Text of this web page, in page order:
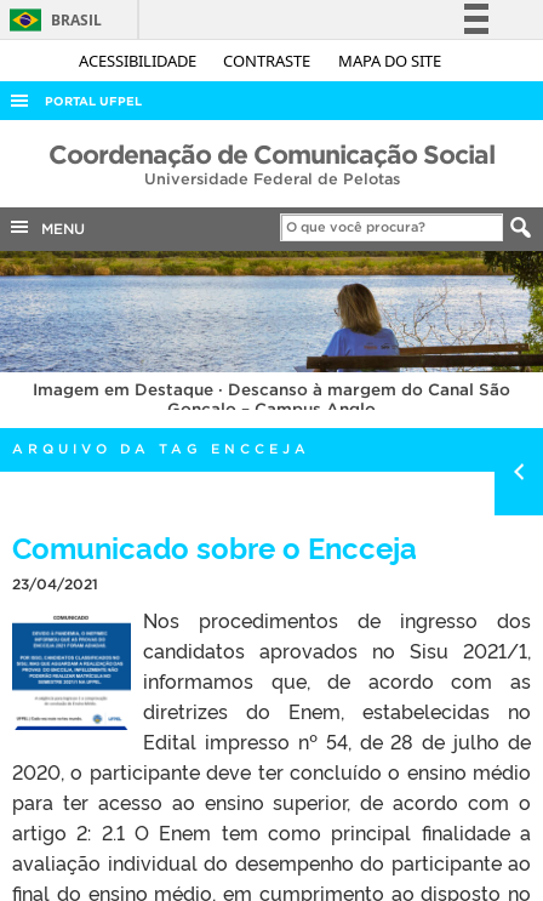
ACESSIBILIDADE CONTRASTE MAPA DO SITE
BRASIL
Simplifique!
Acesso à informação
Legislação
Canais
PORTAL UFPEL
ACESSO À INFORMAÇÃO
COBALTO
CONCURSOS
EDITAIS
INTERNACIONAL
OUVIDORIA
PORTARIAS
TELEFONES
Coordenação de Comunicação Social
Universidade Federal de Pelotas
MENU
Imagem em Destaque · Descanso à margem do Canal São
Gonçalo – Campus Anglo
ARQUIVO DA TAG ENCCEJA
Comunicado sobre o Encceja
23/04/2021
Nos procedimentos de ingresso dos
candidatos aprovados no Sisu 2021/1,
informamos que, de acordo com as
diretrizes do Enem, estabelecidas no
Edital impresso nº 54, de 28 de julho de
2020, o participante deve ter concluído o ensino médio
para ter acesso ao ensino superior, de acordo com o
artigo 2: 2.1 O Enem tem como principal finalidade a
avaliação individual do desempenho do participante ao
final do ensino médio, em cumprimento ao disposto no